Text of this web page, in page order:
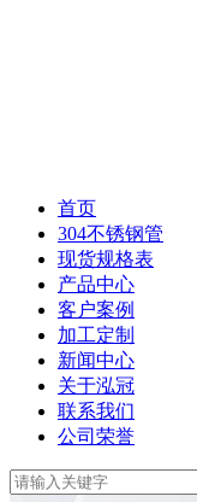
首页
304不锈钢管
现货规格表
产品中心
客户案例
加工定制
新闻中心
关于泓冠
联系我们
公司荣誉